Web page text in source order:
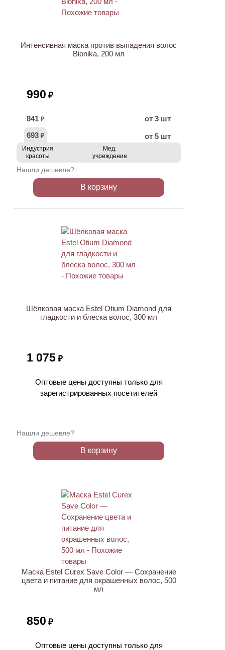
Интенсивная маска против выпадения волос
Bionika, 200 мл
990 ₽
841 ₽
от 3 шт
693 ₽ от 5 шт
Индустрия
красоты
Мед.
учреждение
Нашли дешевле?
В корзину
Шёлковая маска Estel Otium Diamond для
гладкости и блеска волос, 300 мл
1 075 ₽
Оптовые цены доступны только для
зарегистрированных посетителей
Нашли дешевле?
В корзину
Маска Estel Curex Save Color — Сохранение
цвета и питание для окрашенных волос, 500
мл
850 ₽
Оптовые цены доступны только для